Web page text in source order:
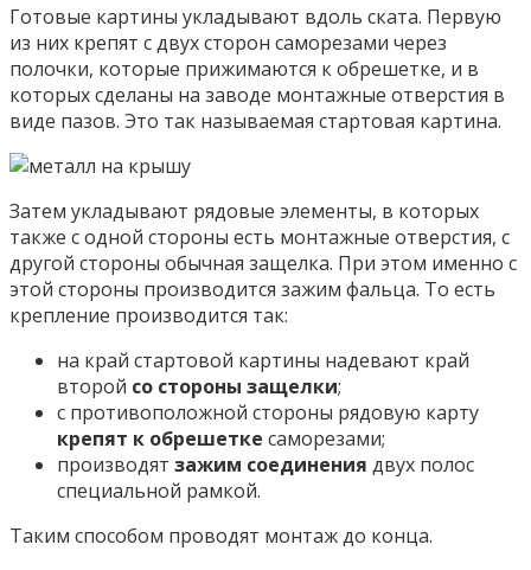
Готовые картины укладывают вдоль ската. Первую
из них крепят с двух сторон саморезами через
полочки, которые прижимаются к обрешетке, и в
которых сделаны на заводе монтажные отверстия в
виде пазов. Это так называемая стартовая картина.
Затем укладывают рядовые элементы, в которых
также с одной стороны есть монтажные отверстия, с
другой стороны обычная защелка. При этом именно с
этой стороны производится зажим фальца. То есть
крепление производится так:
на край стартовой картины надевают край
второй со стороны защелки;
с противоположной стороны рядовую карту
крепят к обрешетке саморезами;
производят зажим соединения двух полос
специальной рамкой.
Таким способом проводят монтаж до конца.